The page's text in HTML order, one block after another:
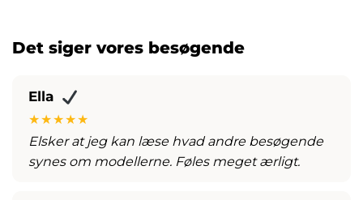
Det siger vores besøgende
Ella
★★★★★
Elsker at jeg kan læse hvad andre besøgende
synes om modellerne. Føles meget ærligt.